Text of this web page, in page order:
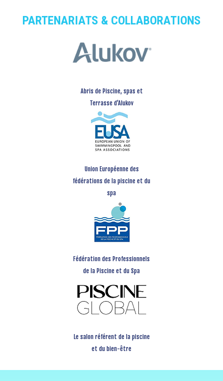
PARTENARIATS & COLLABORATIONS
Abris de Piscine, spas et
Terrasse d’Alukov
Union Européenne des
fédérations de la piscine et du
spa
Fédération des Professionnels
de la Piscine et du Spa
Le salon référent de la piscine
et du bien-être